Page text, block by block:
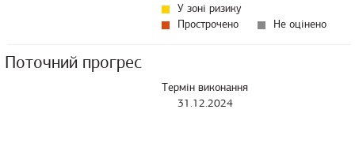
У зоні ризику
Прострочено
Не оцінено
Поточний прогрес
Термін виконання
31.12.2024